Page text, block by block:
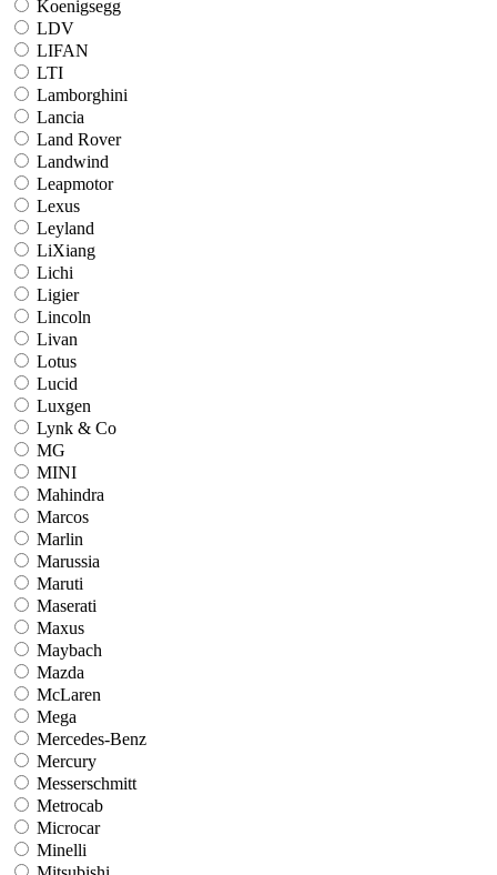
Koenigsegg
LDV
LIFAN
LTI
Lamborghini
Lancia
Land Rover
Landwind
Leapmotor
Lexus
Leyland
LiXiang
Lichi
Ligier
Lincoln
Livan
Lotus
Lucid
Luxgen
Lynk & Co
MG
MINI
Mahindra
Marcos
Marlin
Marussia
Maruti
Maserati
Maxus
Maybach
Mazda
McLaren
Mega
Mercedes-Benz
Mercury
Messerschmitt
Metrocab
Microcar
Minelli